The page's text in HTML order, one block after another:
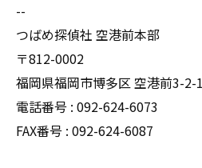
--
つばめ探偵社 空港前本部
〒812-0002
福岡県福岡市博多区 空港前3-2-
電話番号 : 092-624-6073
FAX番号 : 092-624-6087